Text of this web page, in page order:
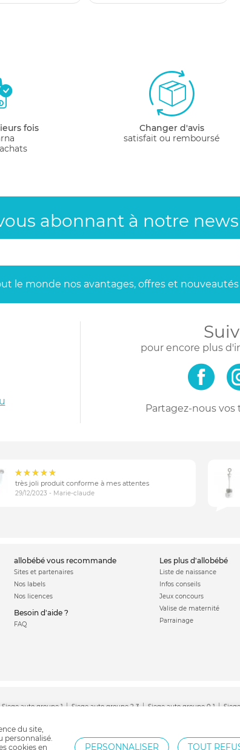
fois
Changer d'avis
satisfait ou remboursé
abonnantà notre
le monde nos avantages, offres et nouveautés
pour encore plus
Partagez-nous vos
très joli produit conforme à mes attentes
29/12/2023 - Marie-claude
allobébé vous recommande
Sites et partenaires
Nos labels
Nos licences
Besoin d'aide ?
FAQ
les plus d'allobébé
Liste de naissance
Infos conseils
Jeux concours
Valise de maternité
Parrainage
Siege auto groupe 1 Siege auto groupe 2 3 Siege auto groupe 0 1
du site,
personnalisé.
cookies en
PERSONNALISER TOUT